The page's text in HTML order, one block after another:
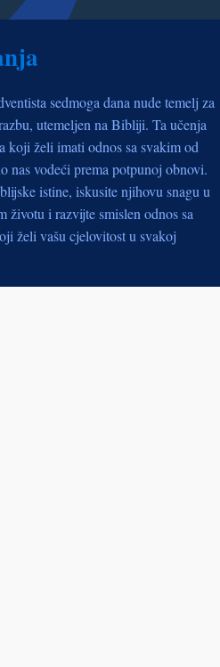
sedmoga dana nude temelj za
utemeljen na Bibliji. Ta učenja
koji želi imati odnos sa svakim od
nas vodeći prema potpunoj obnovi.
istine, iskusite njihovu snagu u
životu i razvijte smislen odnos sa
želi vašu cjelovitost u svakoj